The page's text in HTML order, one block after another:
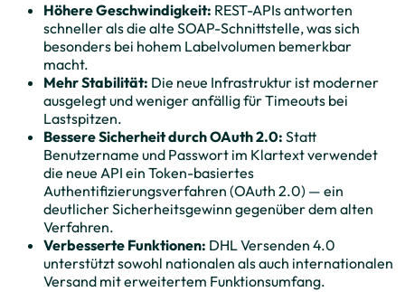
Höhere Geschwindigkeit: REST-APIs antworten
schneller als die alte SOAP-Schnittstelle, was sich
besonders bei hohem Labelvolumen bemerkbar
macht.
Mehr Stabilität: Die neue Infrastruktur ist moderner
ausgelegt und weniger anfällig für Timeouts bei
Lastspitzen.
Bessere Sicherheit durch OAuth 2.0: Statt
Benutzername und Passwort im Klartext verwendet
die neue API ein Token-basiertes
Authentifizierungsverfahren (OAuth 2.0) — ein
deutlicher Sicherheitsgewinn gegenüber dem alten
Verfahren.
Verbesserte Funktionen: DHL Versenden 4.0
unterstützt sowohl nationalen als auch internationalen
Versand mit erweitertem Funktionsumfang.